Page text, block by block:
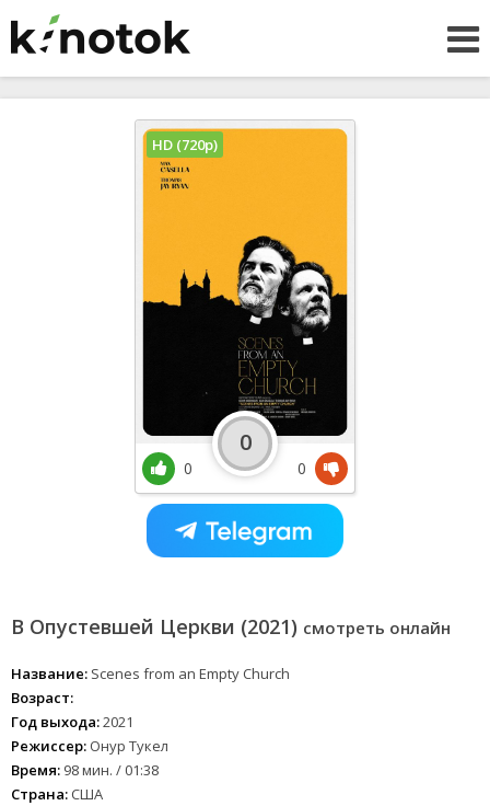
В Опустевшей Церкви (2021) смотреть онлайн
Название: Scenes from an Empty Church
Возраст:
Год выхода:2021
Режиссер: Онур Тукел
Время: 98 мин. / 01:38
Страна: США
HD (720p)
0
0
0